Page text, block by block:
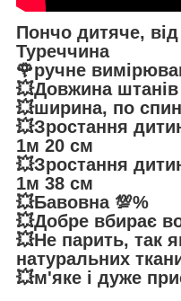
Пончо дитяче,
Туреччина
🌹ручне
💥Довжина
💥ширина, по
💥Зростання
1м 20 см
💥Зростання
1м 38 см
💥Бавовна 💯%
💥Добре вбирає
💥Не парить, так
натуральних
💥м'яке і дуже